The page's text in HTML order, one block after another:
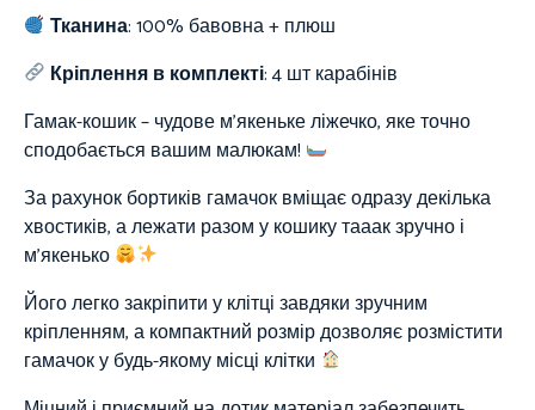
Тканина:100% бавовна + плюш
Кріплення в комплекті: 4 шт карабінів
Гамак-кошик – чудове м’якеньке ліжечко, яке точно
сподобається вашим малюкам!
За рахунок бортиків гамачок вміщає одразу декілька
хвостиків, а лежати разом у кошику тааак зручно і
м’якенько
Його легко закріпити у клітці завдяки зручним
кріпленням, а компактний розмір дозволяє розмістити
гамачок у будь-якому місці клітки